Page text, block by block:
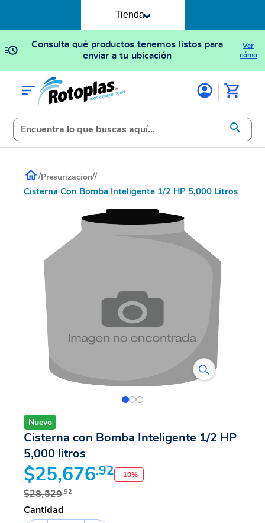
Tienda
Consulta qué productos tenemos listos para
enviar a tu ubicación
Ver
cómo
/Presurizacion//
Cisterna Con Bomba Inteligente 1/2 HP 5,000 Litros
Nuevo
Cisterna con Bomba Inteligente 1/2 HP
5,000 litros
$25,676.92 -10%
$28,529.92
Cantidad